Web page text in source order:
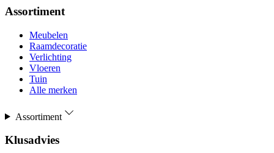
Assortiment
Meubelen
Raamdecoratie
Verlichting
Vloeren
Tuin
Alle merken
Assortiment
Klusadvies